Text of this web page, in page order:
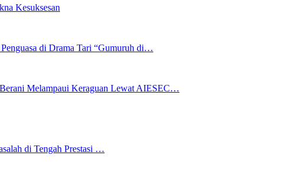
Kesuksesan
di Drama Tari “Gumuruh di…
Melampaui Keraguan Lewat AIESEC…
di Tengah Prestasi …